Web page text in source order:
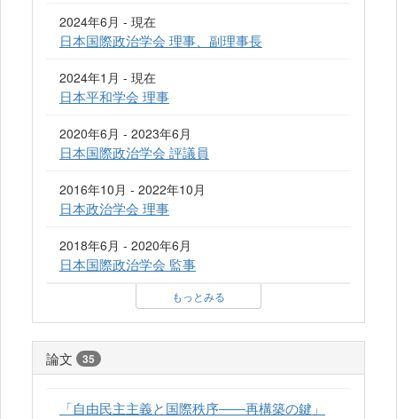
2024年6月 - 現在
日本国際政治学会 理事、副理事長
2024年1月 - 現在
日本平和学会 理事
2020年6月 - 2023年6月
日本国際政治学会 評議員
2016年10月 - 2022年10月
日本政治学会 理事
2018年6月 - 2020年6月
日本国際政治学会 監事
もっとみる
論文 35
「自由民主主義と国際秩序――再構築の鍵」